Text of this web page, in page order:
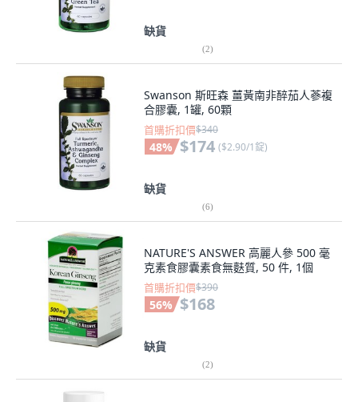
缺貨
(2)
Swanson 斯旺森 薑黃南非醉茄人蔘複
合膠囊, 1罐, 60顆
首購折扣價$340
48% $174 ($2.90/1錠)
缺貨
(6)
NATURE'S ANSWER 高麗人參 500 毫
克素食膠囊素食無麩質, 50 件, 1個
首購折扣價$390
56% $168
缺貨
(2)